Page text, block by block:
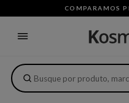
COMPARAMOS